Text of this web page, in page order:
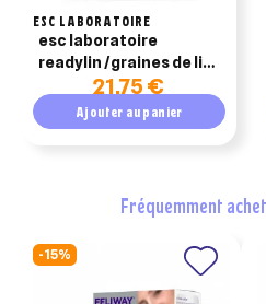
ESC LABORATOIRE
esc laboratoire
readylin /graines de lin
précuites digestion
cheval 1kg
21,75 €
Ajouter au panier
fréquemment
-15%
Annuler Créer une liste d'envies
Annuler Connexion